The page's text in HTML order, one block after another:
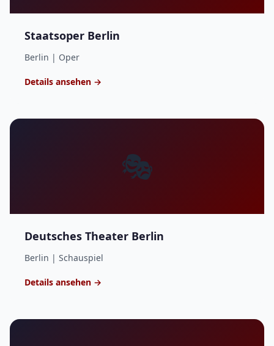
Staatsoper Berlin
Berlin | Oper
Details ansehen →
🎭
Deutsches Theater Berlin
Berlin | Schauspiel
Details ansehen →